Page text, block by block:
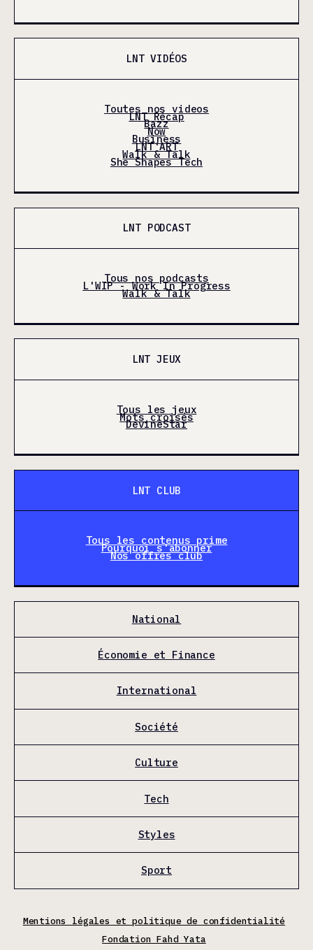
LNT VIDÉOS
Toutes nos videos
LNT Récap
Bazz
Now
Business
LNT'ART
Walk & Talk
She Shapes Tech
LNT PODCAST
Tous nos podcasts
L'WIP - Work In Progress
Walk & Talk
LNT JEUX
Tous les jeux
Mots croisés
DevineStar
LNT CLUB
Tous les contenus prime
Pourquoi s'abonner
Nos offres club
National
Économie et Finance
International
Société
Culture
Tech
Styles
Sport
Mentions légales et politique de confidentialité
Fondation Fahd Yata